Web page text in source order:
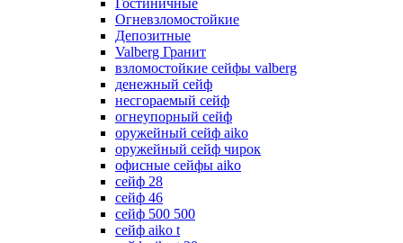
Гостиничные
Огневзломостойкие
Депозитные
Valberg Гранит
взломостойкие сейфы valberg
денежный сейф
несгораемый сейф
огнеупорный сейф
оружейный сейф aiko
оружейный сейф чирок
офисные сейфы aiko
сейф 28
сейф 46
сейф 500 500
сейф aiko t